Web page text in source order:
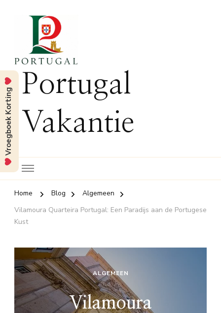
Portugal
Vakantie
Home Blog
Algemeen
Vilamoura Quarteira Portugal: Een Paradijs aan de Portugese
Kust
ALGEMEEN
Vilamoura
Vroegboek Korting